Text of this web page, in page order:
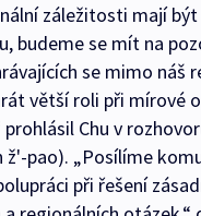
záležitosti mají
budeme se mít na
se mimo náš
větší roli při mírové
Chu v
ž'-pao). „Posílíme
při řešení